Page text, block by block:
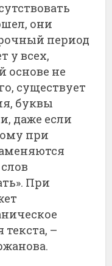
они
период
у всех,
основе не
существует
буквы
даже если
при
При
текста, –